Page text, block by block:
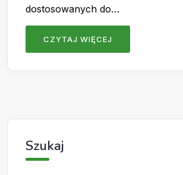
dostosowanych do…
CZYTAJ WIĘCEJ
Szukaj